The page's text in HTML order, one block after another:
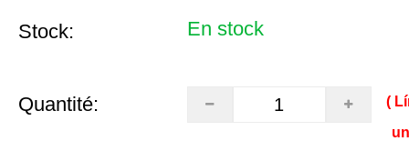
Stock: En stock
Quantité:
(